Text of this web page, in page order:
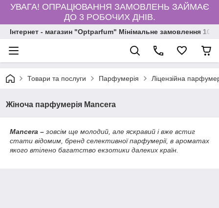
УВАГА! ОПРАЦЮВАННЯ ЗАМОВЛЕНЬ ЗАЙМАЄ
ДО 3 РОБОЧИХ ДНІВ.
Інтернет - магазин "Optparfum" Мінімальне замовлення
Товари та послуги Парфумерія Ліцензійна
Жіноча парфумерія Mancera
Mancera – зовсім ще молодий, але яскравий і вже встиг
стати відомим, бренд селективної парфумерії, в ароматах
якого втілено багатство екзотики далеких країн.